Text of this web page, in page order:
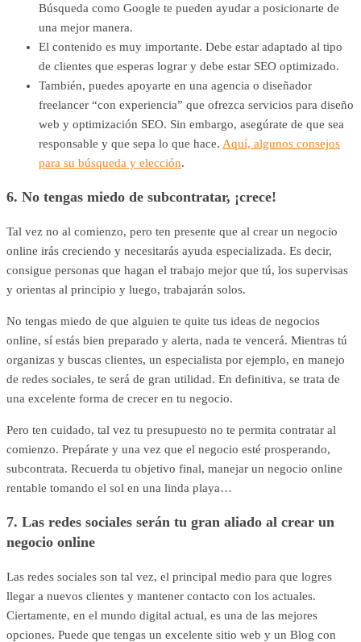
Búsqueda como Google te pueden ayudar a posicionarte de
una mejor manera.
El contenido es muy importante. Debe estar adaptado al tipo
de clientes que esperas lograr y debe estar SEO optimizado.
También, puedes apoyarte en una agencia o diseñador
freelancer “con experiencia” que ofrezca servicios para diseño
web y optimización SEO. Sin embargo, asegúrate de que sea
responsable y que sepa lo que hace. Aquí, algunos consejos
para su búsqueda y elección.
6. No tengas miedo de subcontratar, ¡crece!
Tal vez no al comienzo, pero ten presente que al crear un negocio
online irás creciendo y necesitarás ayuda especializada. Es decir,
consigue personas que hagan el trabajo mejor que tú, los supervisas
y orientas al principio y luego, trabajarán solos.
No tengas miedo de que alguien te quite tus ideas de negocios
online, sí estás bien preparado y alerta, nada te vencerá. Mientras tú
organizas y buscas clientes, un especialista por ejemplo, en manejo
de redes sociales, te será de gran utilidad. En definitiva, se trata de
una excelente forma de crecer en tu negocio.
Pero ten cuidado, tal vez tu presupuesto no te permita contratar al
comienzo. Prepárate y una vez que el negocio esté prosperando,
subcontrata. Recuerda tu objetivo final, manejar un negocio online
rentable tomando el sol en una linda playa…
7. Las redes sociales serán tu gran aliado al crear un
negocio online
Las redes sociales son tal vez, el principal medio para que logres
llegar a nuevos clientes y mantener contacto con los actuales.
Ciertamente, en el mundo digital actual, es una de las mejores
opciones. Puede que tengas un excelente sitio web y un Blog con